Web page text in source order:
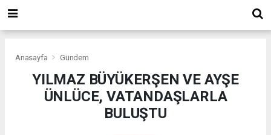
Anasayfa Gündem
YILMAZ BÜYÜKERŞEN VE AYŞE
ÜNLÜCE, VATANDAŞLARLA
BULUŞTU